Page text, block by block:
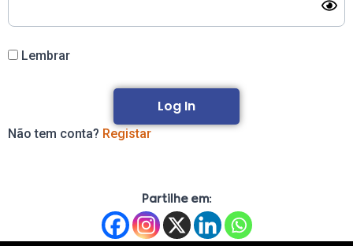
Lembrar
Não tem conta? Registar
Partilhe em: